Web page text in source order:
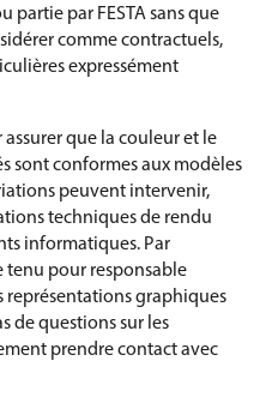
partie par FESTA sans que
comme contractuels,
expressément
que la couleur et le
sont conformes aux modèles
peuvent intervenir,
techniques de rendu
informatiques. Par
tenu pour responsable
représentations graphiques
de questions sur les
prendre contact avec